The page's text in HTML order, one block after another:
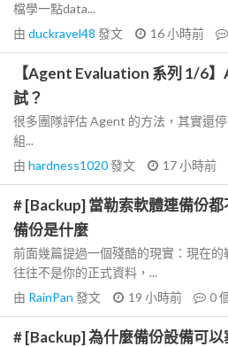
檔學一點data...
由 duckravel48 發文 16 小時前
【Agent Evaluation 系列 1/6
試？
很多團隊評估 Agent 的方法，其實還
組...
由 hardness1020發文 17 小時前
# [Backup] 當勒索軟體連備份
備份是什麼
前面幾篇提過一個殘酷的現實：現在
往往不是你的正式資料，...
由 RainPan 發文 19 小時前 0
# [Backup] 為什麼備份設備可